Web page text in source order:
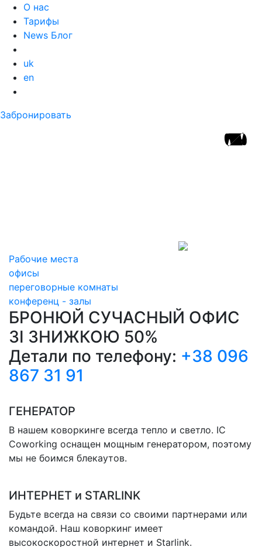
О нас
Тарифы
News Блог
uk
en
Забронировать
Рабочие места
офисы
переговорные комнаты
конференц - залы
БРОНЮЙ СУЧАСНЫЙ ОФИС
ЗІ ЗНИЖКОЮ 50%
Детали по телефону: +38 096
867 31 91
ГЕНЕРАТОР
В нашем коворкинге всегда тепло и светло. IC
Coworking оснащен мощным генератором, поэтому
мы не боимся блекаутов.
ИНТЕРНЕТ и STARLINK
Будьте всегда на связи со своими партнерами или
командой. Наш коворкинг имеет
высокоскоростной интернет и Starlink.